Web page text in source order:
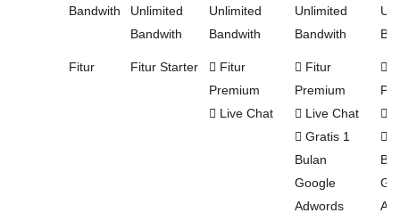
Bandwith
Unlimited
Bandwith
Unlimited
Bandwith
Unlimited
Bandwith
Fitur Fitur Starter
Fitur
Premium
Live Chat
Fitur
Premium
Live Chat
Gratis 1
Bulan
Google
Adwords